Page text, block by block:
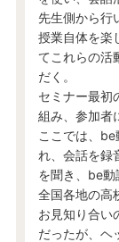
先生側から行
授業自体を楽
てこれらの活
だく。
セミナー最初
組み、参加者
ここでは、
れ、会話を録
を聞き、be動
全国各地の高
お見知り合い
だったが、ヘ